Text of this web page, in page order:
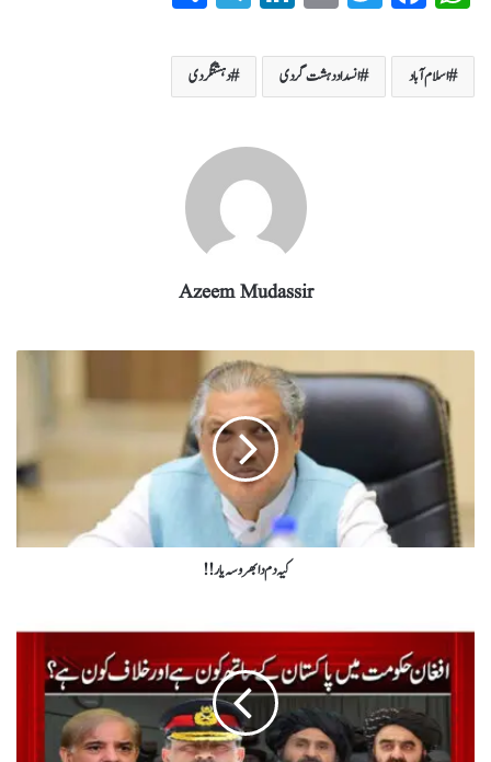
ha
ts
A
ce
bo
ok
wi
tte
r
m
ail
nk
ed
In
el
eg
ra
re اسلام آباد انسداد دہشت گردی دہشتگردی
Azeem Mudassir
کیہ دم دا بھروسہ یار!!